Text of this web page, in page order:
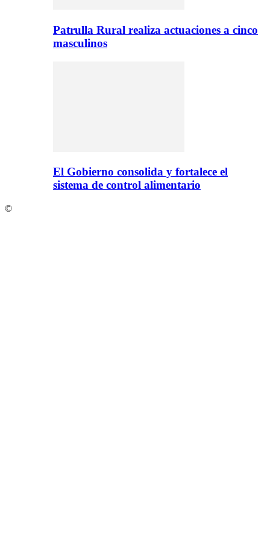
Patrulla Rural realiza actuaciones a cinco
masculinos
El Gobierno consolida y fortalece el
sistema de control alimentario
©